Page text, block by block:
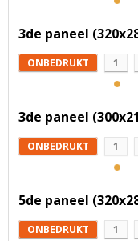
3de paneel
ONBEDRUKT 1
3de paneel
ONBEDRUKT 1
5de paneel
ONBEDRUKT 1